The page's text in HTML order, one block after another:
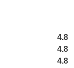
4.8
4.8
4.8